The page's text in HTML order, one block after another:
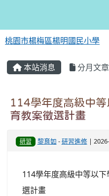
桃園市楊梅區楊明國民小學
本站消息 分月文章
114學年度高級中
育教案徵選計畫
研習 黎育如 -研習進修|
114學年度高級中等以
選計畫